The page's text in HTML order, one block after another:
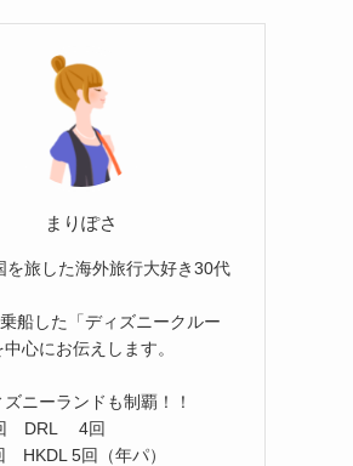
まりぽさ
を旅した海外旅行大好き30代
船した「ディズニークルー
心にお伝えします。
ニーランドも制覇！！
DRL 4回
5回（年パ）